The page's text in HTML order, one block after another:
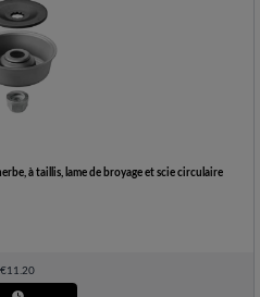
à taillis, lame de broyage et scie circulaire
€11.20